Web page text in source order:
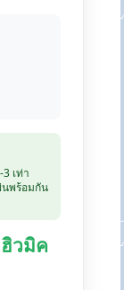
เท่า
นพร้อมกัน
วมิค